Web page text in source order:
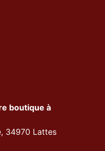
boutique à
34970 Lattes